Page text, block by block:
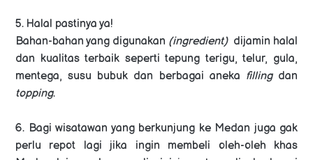
5. Halal pastinya ya!
Bahan-bahan yang digunakan (ingredient)dijamin halal
dan kualitas terbaik seperti tepung terigu, telur, gula,
mentega, susu bubuk dan berbagai aneka fillingdan
topping.
6. Bagi wisatawan yang berkunjung ke Medan juga gak
perlu repot lagi jika ingin membeli oleh-oleh khas